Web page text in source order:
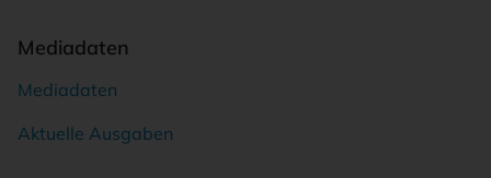
Mediadaten
Mediadaten
Aktuelle Ausgaben